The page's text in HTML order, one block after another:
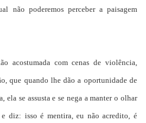
não poderemos perceber a paisagem
acostumada com cenas de violência,
que quando lhe dão a oportunidade de
ela se assusta e se nega a manter o olhar
diz: isso é mentira, eu não acredito, é